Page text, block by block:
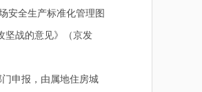
安全生产标准化管理图
坚战的意见》（京发
申报，由属地住房城